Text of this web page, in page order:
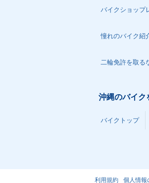
バイクショップ
憧れのバイク紹
二輪免許を取る
沖縄のバイク
バイクトップ
利用規約 個人情報